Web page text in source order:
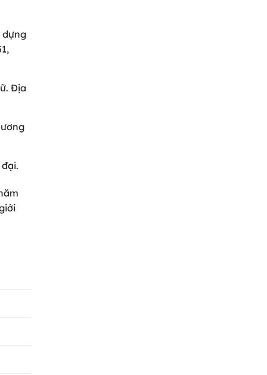
dựng
Địa